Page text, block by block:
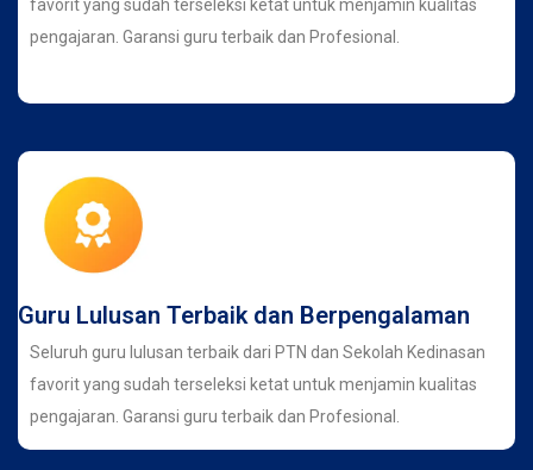
favorit yang sudah terseleksi ketat untuk menjamin kualitas
pengajaran. Garansi guru terbaik dan Profesional.
Guru Lulusan Terbaik dan Berpengalaman
Seluruh guru lulusan terbaik dari PTN dan Sekolah Kedinasan
favorit yang sudah terseleksi ketat untuk menjamin kualitas
pengajaran. Garansi guru terbaik dan Profesional.